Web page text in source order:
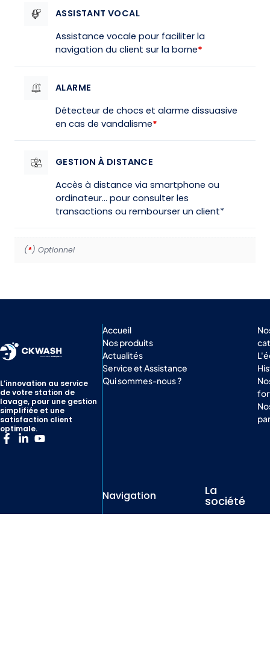
ASSISTANT VOCAL
Assistance vocale pour faciliter la
navigation du client sur la borne*
ALARME
Détecteur de chocs et alarme dissuasive
en cas de vandalisme*
GESTION À DISTANCE
Accès à distance via smartphone ou
ordinateur… pour consulter les
transactions ou rembourser un client*
(*) Optionnel
L’innovation au service
de votre station de
lavage, pour une gestion
simplifiée et une
satisfaction client
optimale.
Navigation
Accueil
Nos produits
Actualités
Service et Assistance
Qui sommes-nous ?
La
société